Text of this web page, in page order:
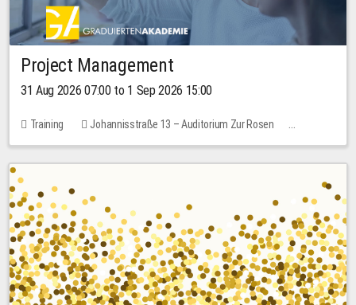
Project Management
31 Aug 2026 07:00 to 1 Sep 2026 15:00
Training
Johannisstraße 13 – Auditorium Zur Rosen
No free places
30.00 EUR